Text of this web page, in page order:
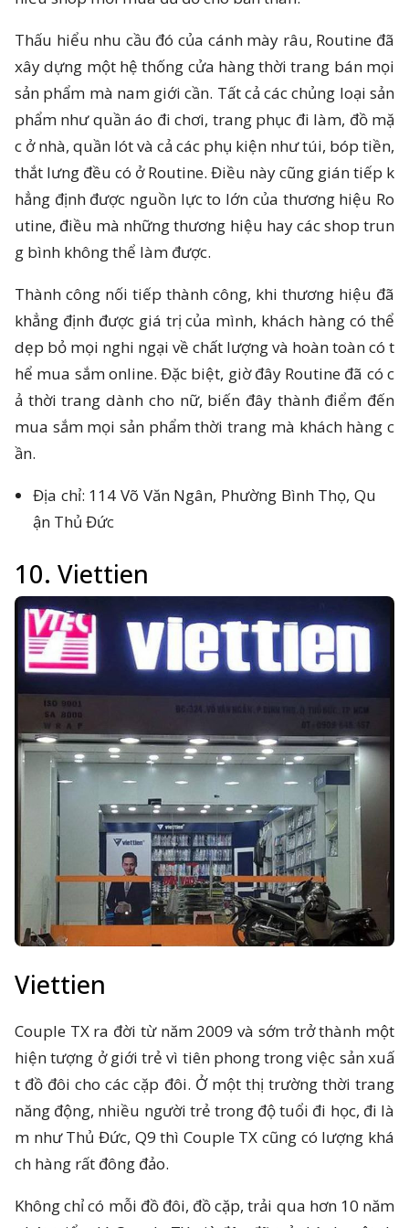
Thấu hiểu nhu cầu đó của cánh mày râu, Routine đã
xây dựng một hệ thống cửa hàng thời trang bán mọi
sản phẩm mà nam giới cần. Tất cả các chủng loại sản
phẩm như quần áo đi chơi, trang phục đi làm, đồ mặ
c ở nhà, quần lót và cả các phụ kiện như túi, bóp tiền,
thắt lưng đều có ở Routine. Điều này cũng gián tiếp k
hẳng định được nguồn lực to lớn của thương hiệu Ro
utine, điều mà những thương hiệu hay các shop trun
g bình không thể làm được.
Thành công nối tiếp thành công, khi thương hiệu đã
khẳng định được giá trị của mình, khách hàng có thể
dẹp bỏ mọi nghi ngại về chất lượng và hoàn toàn có t
hể mua sắm online. Đặc biệt, giờ đây Routine đã có c
ả thời trang dành cho nữ, biến đây thành điểm đến
mua sắm mọi sản phẩm thời trang mà khách hàng c
ần.
Địa chỉ: 114 Võ Văn Ngân, Phường Bình Thọ, Qu
ận Thủ Đức
10. Viettien
Viettien
Couple TX ra đời từ năm 2009 và sớm trở thành một
hiện tượng ở giới trẻ vì tiên phong trong việc sản xuấ
t đồ đôi cho các cặp đôi. Ở một thị trường thời trang
năng động, nhiều người trẻ trong độ tuổi đi học, đi là
m như Thủ Đức, Q9 thì Couple TX cũng có lượng khá
ch hàng rất đông đảo.
Không chỉ có mỗi đồ đôi, đồ cặp, trải qua hơn 10 năm